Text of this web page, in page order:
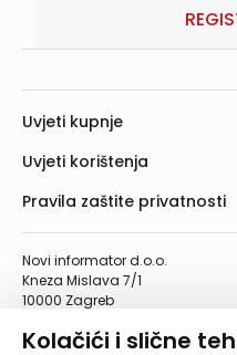
Kolačići i slične
Novi informator d.o.o.
Kneza Mislava 7/1
10000 Zagreb
Telefaks: 01/4612-553
Uvjeti kupnje
Uvjeti korištenja
Pravila zaštite privatnosti